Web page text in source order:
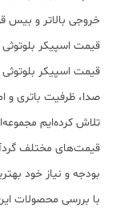
خروجی بالاتر و بیس
قیمت اسپیکر بلوتوثی
قیمت اسپیکر
صدا، ظرفیت باتری و
تلاش کرده‌ایم
قیمت‌های مختلف
بودجه و نیاز خود
با بررسی محصولات